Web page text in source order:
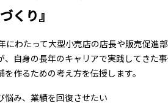
くり』
にわたって大型小売店の店長や販売促進
、自身の長年のキャリアで実践してきた
作るための考え方を伝授します。
悩み、業績を回復させたい